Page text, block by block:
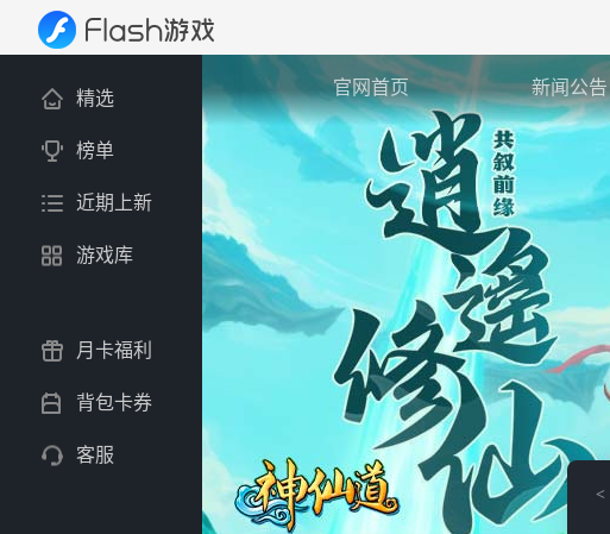
官网首页 新闻公告
精选
榜单
近期上新
游戏库
月卡福利
背包卡券
客服